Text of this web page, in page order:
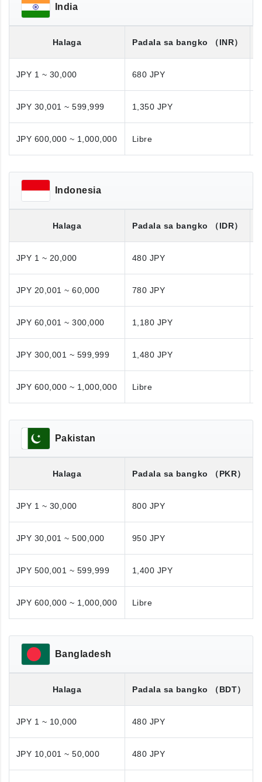
India
Halaga Padala sa bangko （INR）
JPY 1 ~ 30,000 680 JPY
JPY 30,001 ~ 599,999 1,350 JPY
JPY 600,000 ~ 1,000,000 Libre
Indonesia
Halaga Padala sa bangko （IDR）
JPY 1 ~ 20,000 480 JPY
JPY 20,001 ~ 60,000 780 JPY
JPY 60,001 ~ 300,000 1,180 JPY
JPY 300,001 ~ 599,999 1,480 JPY
JPY 600,000 ~ 1,000,000 Libre
Pakistan
Halaga Padala sa bangko （PKR）
JPY 1 ~ 30,000 800 JPY
JPY 30,001 ~ 500,000 950 JPY
JPY 500,001 ~ 599,999 1,400 JPY
JPY 600,000 ~ 1,000,000 Libre
Bangladesh
Halaga Padala sa bangko （BDT）
JPY 1 ~ 10,000 480 JPY
JPY 10,001 ~ 50,000 480 JPY